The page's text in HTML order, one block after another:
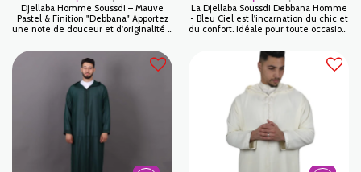
Djellaba Homme Soussdi – Mauve
Pastel & Finition "Debbana" Apportez
une note de douceur et d'originalité à
Soussdi Mauve Clair. Ce modèle,
d'une élégance rare, se distingue par
la légèreté exceptionnelle de son
tissu et sa couleur pastel très
tendance, idéale pour les cérémonies
religieuses ou les mariages estivaux.
La Djellaba Soussdi Debbana Homme
- Bleu Ciel est l'incarnation du chic et
du confort. Idéale pour toute occasion,
pour ceux qui apprécient la tradition
mêlée à la modernité. Fabriquée avec
une attention minutieuse aux détails,
chaque couture et chaque
embellissement est fait pour durer.
Le Bleu Ciel est une couleur
sophistiquée qui convient
parfaitement à toutes les teintes de
peau.